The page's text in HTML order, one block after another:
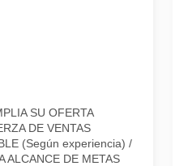
SU OFERTA
DE VENTAS
(Según experiencia) /
ALCANCE DE METAS